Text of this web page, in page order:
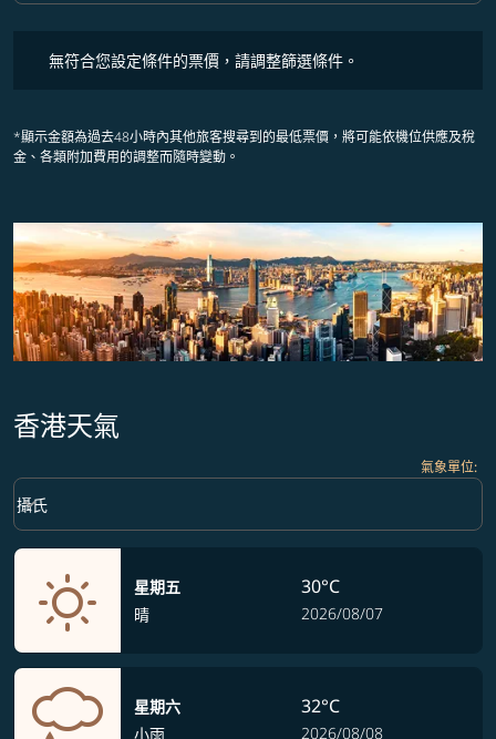
無符合您設定條件的票價，請調整篩選條件。
*顯示金額為過去48小時內其他旅客搜尋到的最低票價，將可能依機位供應及稅
金、各類附加費用的調整而隨時變動。
香港天氣
氣象單位:
Weather unit option 攝氏 Selected
攝氏
keyboard_arrow_down
星期五
晴
30°C
2026/08/07
星期六
小雨
32°C
2026/08/08